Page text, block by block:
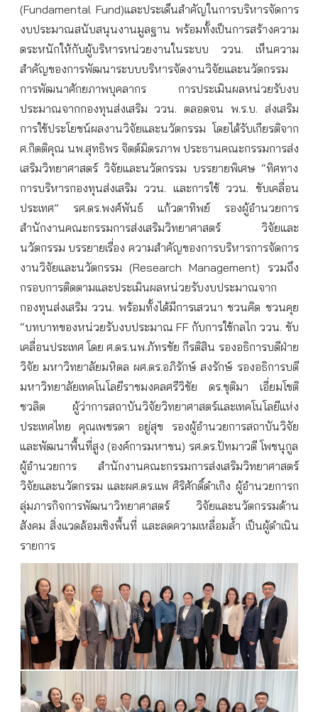
(Fundamental Fund)และประเด็นสำคัญในการบริหารจัดการ
งบประมาณสนับสนุนงานมูลฐาน พร้อมทั้งเป็นการสร้างความ
ตระหนักให้กับผู้บริหารหน่วยงานในระบบ ววน. เห็นความ
สำคัญของการพัฒนาระบบบริหารจัดงานวิจัยและนวัตกรรม
การพัฒนาศักยภาพบุคลากร การประเมินผลหน่วยรับงบ
ประมาณจากกองทุนส่งเสริม ววน. ตลอดจน พ.ร.บ. ส่งเสริม
การใช้ประโยชน์ผลงานวิจัยและนวัตกรรม โดยได้รับเกียรติจาก
ศ.กิตติคุณ นพ.สุทธิพร จิตต์มิตรภาพ ประธานคณะกรรมการส่ง
เสริมวิทยาศาสตร์ วิจัยและนวัตกรรม บรรยายพิเศษ “ทิศทาง
การบริหารกองทุนส่งเสริม ววน. และการใช้ ววน. ขับเคลื่อน
ประเทศ” รศ.ดร.พงศ์พันธ์ แก้วตาทิพย์ รองผู้อำนวยการ
สำนักงานคณะกรรมการส่งเสริมวิทยาศาสตร์ วิจัยและ
นวัตกรรม บรรยายเรื่อง ความสำคัญของการบริหารการจัดการ
งานวิจัยและนวัตกรรม (Research Management) รวมถึง
กรอบการติดตามและประเมินผลหน่วยรับงบประมาณจาก
กองทุนส่งเสริม ววน. พร้อมทั้งได้มีการเสวนา ชวนคิด ชวนคุย
“บทบาทของหน่วยรับงบประมาณ FF กับการใช้กลไก ววน. ขับ
เคลื่อนประเทศ โดย ศ.ดร.นพ.ภัทรชัย กีรติสิน รองอธิการบดีฝ่าย
วิจัย มหาวิทยาลัยมหิดล ผศ.ดร.อภิรักษ์ สงรักษ์ รองอธิการบดี
มหาวิทยาลัยเทคโนโลยีราชมงคลศรีวิชัย ดร.ชุติมา เอี่ยมโชติ
ชวลิต ผู้ว่าการสถาบันวิจัยวิทยาศาสตร์และเทคโนโลยีแห่ง
ประเทศไทย คุณเพชรดา อยู่สุข รองผู้อำนวยการสถาบันวิจัย
และพัฒนาพื้นที่สูง (องค์การมหาชน) รศ.ดร.ปัทมาวดี โพชนุกูล
ผู้อำนวยการ สำนักงานคณะกรรมการส่งเสริมวิทยาศาสตร์
วิจัยและนวัตกรรม และผศ.ดร.แพ ศิริศักดิ์ดำเกิง ผู้อำนวยการก
ลุ่มภารกิจการพัฒนาวิทยาศาสตร์ วิจัยและนวัตกรรมด้าน
สังคม สิ่งแวดล้อมเชิงพื้นที่ และลดความเหลื่อมล้ำ เป็นผู้ดำเนิน
รายการ